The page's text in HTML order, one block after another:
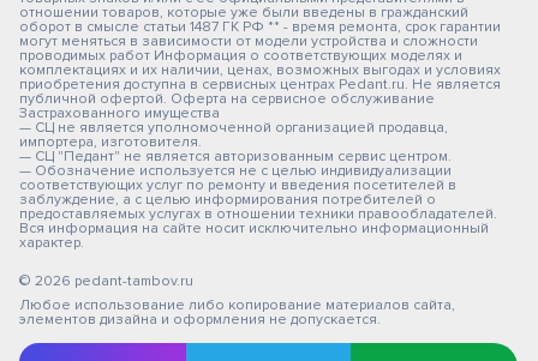
отношении товаров, которые уже были введены в гражданский
оборот в смысле статьи 1487 ГК РФ ** - время ремонта, срок гарантии
могут меняться в зависимости от модели устройства и сложности
проводимых работ Информация о соответствующих моделях и
комплектациях и их наличии, ценах, возможных выгодах и условиях
приобретения доступна в сервисных центрах Pedant.ru. Не является
публичной офертой. Оферта на сервисное обслуживание
Застрахованного имущества
— СЦ не является уполномоченной организацией продавца,
импортера, изготовителя.
— СЦ "Педант" не является авторизованным сервис центром.
— Обозначение используется не с целью индивидуализации
соответствующих услуг по ремонту и введения посетителей в
заблуждение, а с целью информирования потребителей о
предоставляемых услугах в отношении техники правообладателей.
Вся информация на сайте носит исключительно информационный
характер.
© 2026 pedant-tambov.ru
Любое использование либо копирование материалов сайта,
элементов дизайна и оформления не допускается.